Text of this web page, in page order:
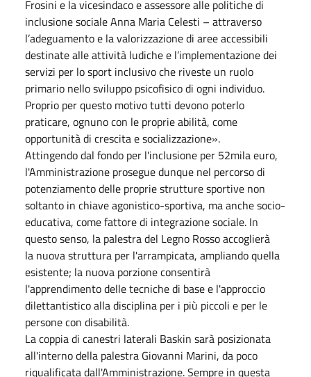
Frosini e la vicesindaco e assessore alle politiche di
inclusione sociale Anna Maria Celesti – attraverso
l’adeguamento e la valorizzazione di aree accessibili
destinate alle attività ludiche e l’implementazione dei
servizi per lo sport inclusivo che riveste un ruolo
primario nello sviluppo psicofisico di ogni individuo.
Proprio per questo motivo tutti devono poterlo
praticare, ognuno con le proprie abilità, come
opportunità di crescita e socializzazione».
Attingendo dal fondo per l'inclusione per 52mila euro,
l'Amministrazione prosegue dunque nel percorso di
potenziamento delle proprie strutture sportive non
soltanto in chiave agonistico-sportiva, ma anche socio-
educativa, come fattore di integrazione sociale. In
questo senso, la palestra del Legno Rosso accoglierà
la nuova struttura per l'arrampicata, ampliando quella
esistente; la nuova porzione consentirà
l'apprendimento delle tecniche di base e l'approccio
dilettantistico alla disciplina per i più piccoli e per le
persone con disabilità.
La coppia di canestri laterali Baskin sarà posizionata
all'interno della palestra Giovanni Marini, da poco
riqualificata dall'Amministrazione. Sempre in questa